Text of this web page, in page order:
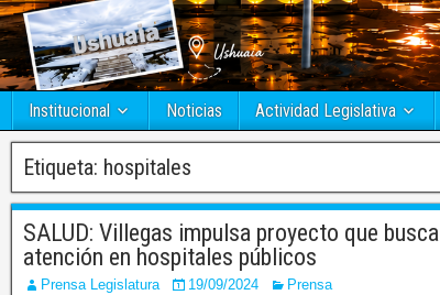
Institucional Noticias Actividad Legislativa
Etiqueta: hospitales
SALUD: Villegas impulsa proyecto que
atención en hospitales públicos
Prensa Legislatura 19/09/2024 Prensa